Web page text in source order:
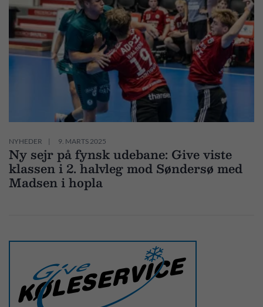
NYHEDER 9. MARTS 2025
Ny sejr på fynsk udebane: Give viste
klassen i 2. halvleg mod Søndersø med
Madsen i hopla